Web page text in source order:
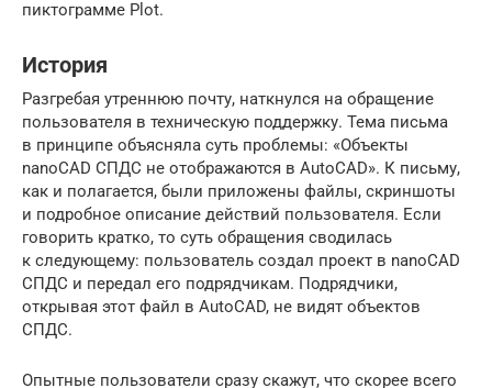
пиктограмме Plot.
История
Разгребая утреннюю почту, наткнулся на обращение
пользователя в техническую поддержку. Тема письма
в принципе объясняла суть проблемы: «Объекты
nanoCAD СПДС не отображаются в AutoCAD». К письму,
как и полагается, были приложены файлы, скриншоты
и подробное описание действий пользователя. Если
говорить кратко, то суть обращения сводилась
к следующему: пользователь создал проект в nanoCAD
СПДС и передал его подрядчикам. Подрядчики,
открывая этот файл в AutoCAD, не видят объектов
СПДС.
Опытные пользователи сразу скажут, что скорее всего